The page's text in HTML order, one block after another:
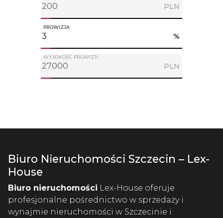
PLN
PROWIZJA
%
WYSOKOŚĆ PROWIZJI
PLN
Biuro Nieruchomości Szczecin – Lex-
House
Biuro nieruchomości Lex-House oferuje
profesjonalne pośrednictwo w sprzedaży i
wynajmie nieruchomości w Szczecinie i